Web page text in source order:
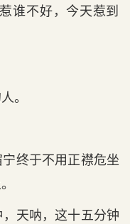
谁不‌好，今天惹到‌
。
终于不‌用正‌襟危坐
天呐，这十五分钟